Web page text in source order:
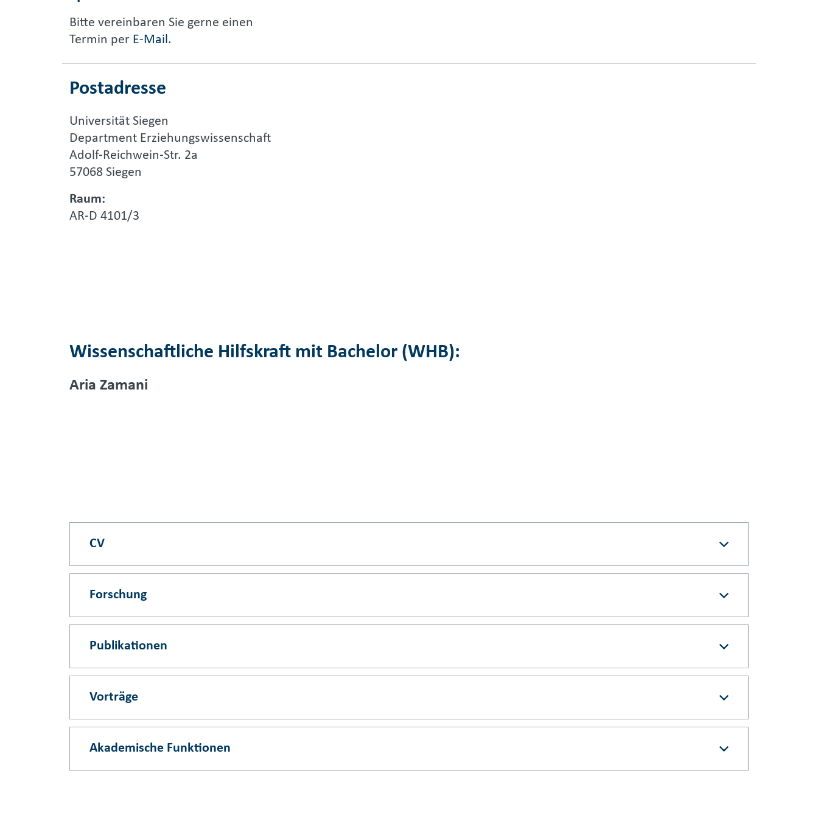
Bitte vereinbaren Sie gerne einen
Termin per E-Mail.
Postadresse
Universität Siegen
Department Erziehungswissenschaft
Adolf-Reichwein-Str. 2a
57068 Siegen
Raum:
AR-D 4101/3
Wissenschaftliche Hilfskraft mit Bachelor (WHB):
Aria Zamani
CV
Forschung
Publikationen
Vorträge
Akademische Funktionen